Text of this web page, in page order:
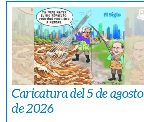
Caricatura del 5 de agosto
de 2026